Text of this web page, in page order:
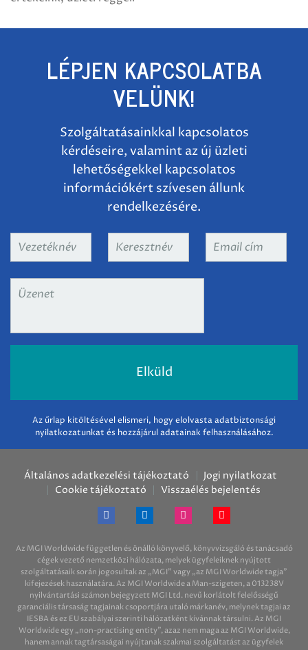
LÉPJEN KAPCSOLATBA
VELÜNK!
Szolgáltatásainkkal kapcsolatos
kérdéseire, valamint az új üzleti
lehetőségekkel kapcsolatos
információkért szívesen állunk
rendelkezésére.
Vezetéknév Keresztnév
Email
Üzenet
Az űrlap kitöltésével elismeri, hogy elolvasta adatbiztonsági
nyilatkozatunkat és hozzájárul adatainak felhasználásához.
Általános adatkezelési tájékoztató
Jogi nyilatkozat
Cookie tájékoztató
Visszaélés bejelentés
Az MGI Worldwide független és önálló könyvelő, könyvvizsgáló és tanácsadó
cégek vezető nemzetközi hálózata, melyek ügyfeleiknek nyújtott
szolgáltatásaik során jogosultak az „MGI” vagy „az MGI Worldwide tagja”
kifejezések használatára. Az MGI Worldwide a Man-szigeten, a 013238V
nyilvántartási számon bejegyzett MGI Ltd. nevű korlátolt felelősségű
garanciális társaság tagjainak csoportjára utaló márkanév, melynek tagjai az
IESBA és ez EU szabályai szerinti hálózatként kívánnak társulni. Az MGI
Worldwide egy „non-practising entity”, azaz nem maga az MGI Worldwide,
hanem annak tagtársaságai nyújtanak szakmai szolgáltatást az ügyfelek